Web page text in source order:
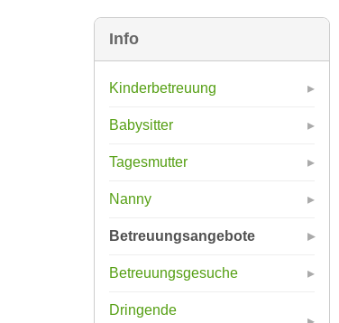
Info
Kinderbetreuung
Babysitter
Tagesmutter
Nanny
Betreuungsangebote
Betreuungsgesuche
Dringende